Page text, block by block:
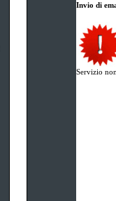
Invio di
Servizio